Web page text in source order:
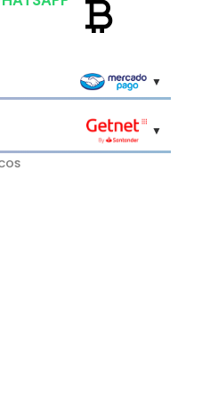
currency_bitcoin